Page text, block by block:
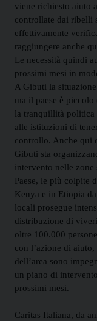
viene richiesto aiuto
controllate dai ribelli
effettivamente
raggiungere anche
Le necessità quindi
prossimi mesi in
A Gibuti la
ma il paese è
la tranquillità politica
alle istituzioni di
controllo. Anche qui
Gibuti sta
intervento nelle zone
Paese, le più colpite
Kenya e in Etiopia
locali prosegue
distribuzione di
oltre 100.000
con l’azione di aiuto,
dell’area sono
un piano di
prossimi mesi.
Caritas Italiana, da